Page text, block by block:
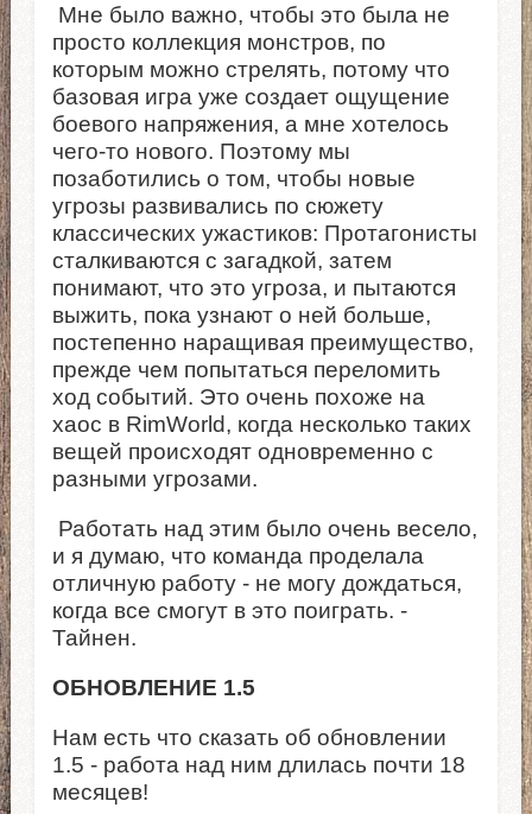
Мне было важно, чтобы это была не
просто коллекция монстров, по
которым можно стрелять, потому что
базовая игра уже создает ощущение
боевого напряжения, а мне хотелось
чего-то нового. Поэтому мы
позаботились о том, чтобы новые
угрозы развивались по сюжету
классических ужастиков: Протагонисты
сталкиваются с загадкой, затем
понимают, что это угроза, и пытаются
выжить, пока узнают о ней больше,
постепенно наращивая преимущество,
прежде чем попытаться переломить
ход событий. Это очень похоже на
хаос в RimWorld, когда несколько таких
вещей происходят одновременно с
разными угрозами.
Работать над этим было очень весело,
и я думаю, что команда проделала
отличную работу - не могу дождаться,
когда все смогут в это поиграть. -
Тайнен.
ОБНОВЛЕНИЕ 1.5
Нам есть что сказать об обновлении
1.5 - работа над ним длилась почти 18
месяцев!